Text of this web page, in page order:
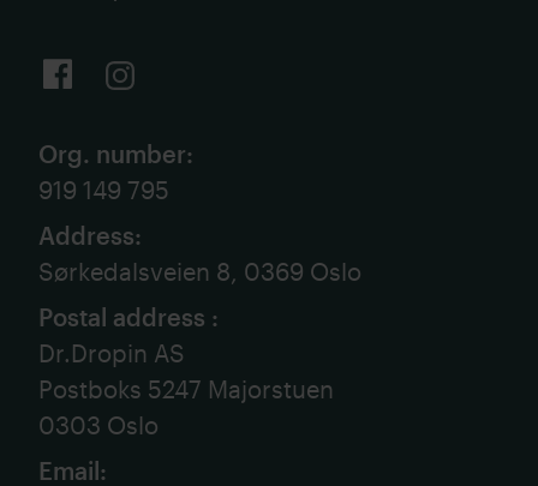
Org. number:
919 149 795
Address:
Sørkedalsveien 8, 0369 Oslo
Postal address :
Dr.Dropin AS
Postboks 5247 Majorstuen
0303 Oslo
Email: